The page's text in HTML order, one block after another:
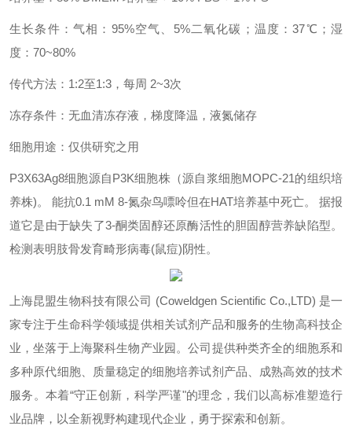
生长条件：气相：95%空气、5%二氧化碳；温度：37℃；湿
度：70~80%
传代方法：1:2至1:3，每周 2~3次
冻存条件：无血清冻存液，梯度降温，液氮储存
细胞用途：仅供研究之用
P3X63Ag8细胞源自P3K细胞株（源自浆细胞MOPC-21的组织培
养株)。 能抗0.1 mM 8-氮杂鸟嘌呤但在HAT培养基中死亡。 据报
道它是由于缺失了3-酮类固醇还原酶活性的胆固醇营养缺陷型。
检测表明肢骨发育畸形病毒(鼠痘)阴性。
上海昆盟生物科技有限公司 (Coweldgen Scientific Co.,LTD) 是一
家专注于生命科学领域提供相关试剂产品和服务的生物高科技企
业，坐落于上海聚科生物产业园。公司提供种类齐全的细胞系和
多种原代细胞、质量稳定的细胞培养试剂产品、成熟高效的技术
服务。本着“守正创新，科学严谨"的理念，我们以高标准塑造行
业品牌，以全新视野构建现代企业，勇于探索和创新。